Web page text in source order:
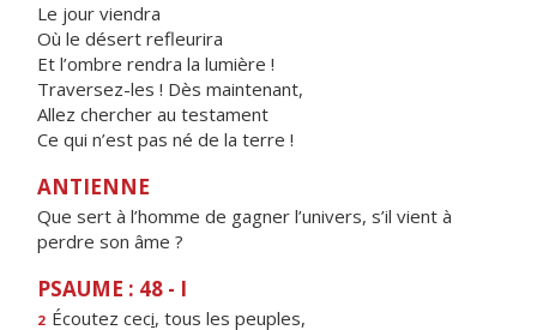
Le jour viendra
Où le désert refleurira
Et l’ombre rendra la lumière !
Traversez-les ! Dès maintenant,
Allez chercher au testament
Ce qui n’est pas né de la terre !
ANTIENNE
Que sert à l’homme de gagner l’univers, s’il vient à
perdre son âme ?
PSAUME : 48 - I
2 Écoutez ceci, tous les peuples,